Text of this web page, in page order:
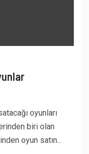
oyunları
biri olan
oyun satın...